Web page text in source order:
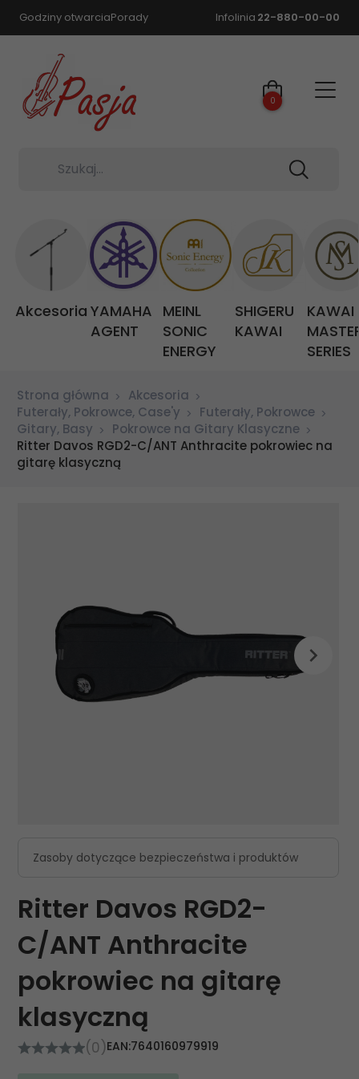
Godziny otwarciaPorady Infolinia 22-880-00-00
Szukaj...
0
Akcesoria YAMAHA
AGENT
MEINL
SONIC
ENERGY
SHIGERU
KAWAI
KAWAI
SERIES
Strona główna
Akcesoria
Futerały, Pokrowce, Case'y
Futerały, Pokrowce
Gitary, Basy
Pokrowce na Gitary Klasyczne
Ritter Davos RGD2-C/ANT Anthracite pokrowiec na
gitarę klasyczną
Zasoby dotyczące bezpieczeństwa i produktów
Ritter Davos RGD2-
C/ANT Anthracite
pokrowiec na gitarę
klasyczną
(0)EAN:7640160979919